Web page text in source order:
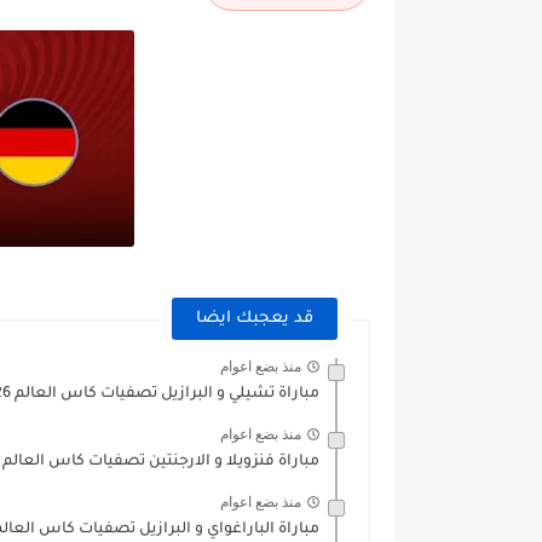
قد يعجبك ايضا
منذ بضع اعوام
مباراة تشيلي و البرازيل تصفيات كاس العالم 2026
منذ بضع اعوام
مباراة فنزويلا و الارجنتين تصفيات كاس العالم 2026
منذ بضع اعوام
مباراة الباراغواي و البرازيل تصفيات كاس العالم